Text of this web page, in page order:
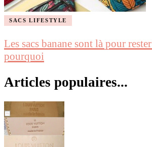
SACS LIFESTYLE
Les sacs banane sont là pour
pourquoi
Articles populaires...